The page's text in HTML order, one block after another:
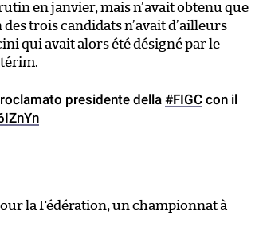
en janvier, mais n’avait obtenu que
trois candidats n’avait d’ailleurs
qui avait alors été désigné par le
presidente della #FIGC con il
la Fédération, un championnat à